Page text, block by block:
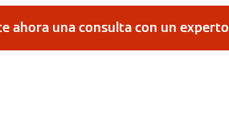
ahora una consulta con un experto